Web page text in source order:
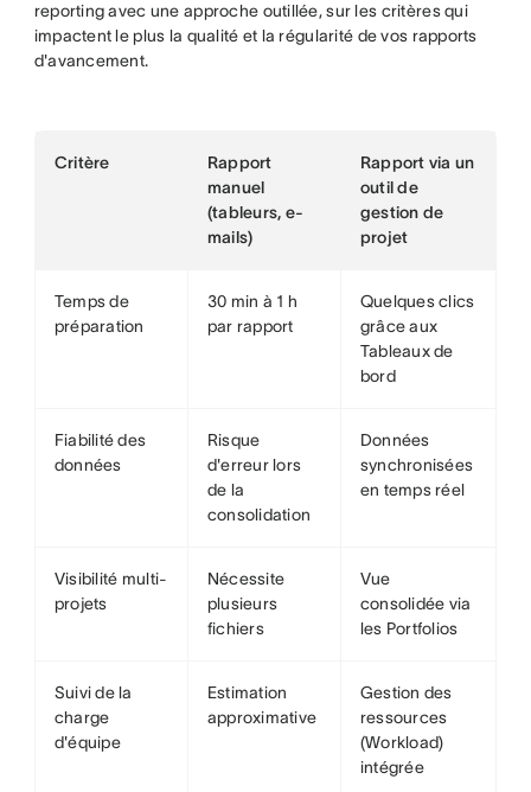
reporting avec une approche outillée, sur les critères qui
impactent le plus la qualité et la régularité de vos rapports
d'avancement.
Critère
Rapport
manuel
(tableurs, e-
mails)
Rapport via un
outil de
gestion de
projet
Temps de
préparation
30 min à 1 h
par rapport
Quelques clics
grâce aux
Tableaux de
bord
Fiabilité des
données
Risque
d'erreur lors
de la
consolidation
Données
synchronisées
en temps réel
Visibilité multi-
projets
Nécessite
plusieurs
fichiers
Vue
consolidée via
les Portfolios
Suivi de la
charge
d'équipe
Estimation
approximative
Gestion des
ressources
(Workload)
intégrée